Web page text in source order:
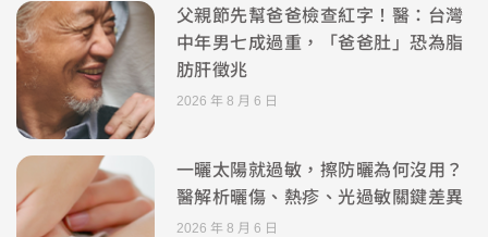
父親節先幫爸爸檢查紅字！醫：台灣
中年男七成過重，「爸爸肚」恐為脂
肪肝徵兆
2026 年 8 月 6 日
一曬太陽就過敏，擦防曬為何沒用？
醫解析曬傷、熱疹、光過敏關鍵差異
2026 年 8 月 6 日